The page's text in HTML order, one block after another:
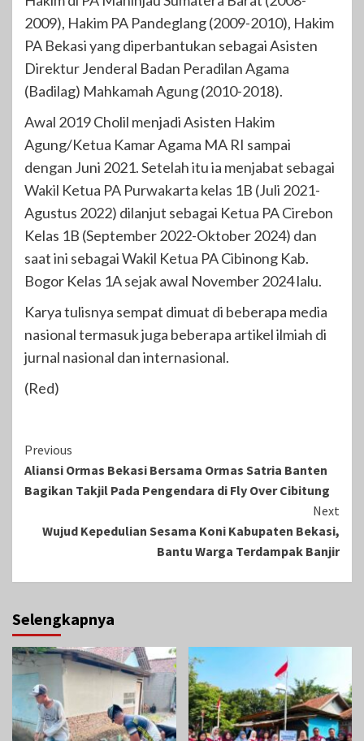
2009), Hakim PA Pandeglang (2009-2010), Hakim
PA Bekasi yang diperbantukan sebagai Asisten
Direktur Jenderal Badan Peradilan Agama
(Badilag) Mahkamah Agung (2010-2018).
Awal 2019 Cholil menjadi Asisten Hakim
Agung/Ketua Kamar Agama MA RI sampai
dengan Juni 2021. Setelah itu ia menjabat sebagai
Wakil Ketua PA Purwakarta kelas 1B (Juli 2021-
Agustus 2022) dilanjut sebagai Ketua PA Cirebon
Kelas 1B (September 2022-Oktober 2024) dan
saat ini sebagai Wakil Ketua PA Cibinong Kab.
Bogor Kelas 1A sejak awal November 2024 lalu.
Karya tulisnya sempat dimuat di beberapa media
nasional termasuk juga beberapa artikel ilmiah di
jurnal nasional dan internasional.
(Red)
Continue
Reading
Previous
Aliansi Ormas Bekasi Bersama Ormas Satria Banten
Bagikan Takjil Pada Pengendara di Fly Over Cibitung
Next
Wujud Kepedulian Sesama Koni Kabupaten Bekasi,
Bantu Warga Terdampak Banjir
Selengkapnya